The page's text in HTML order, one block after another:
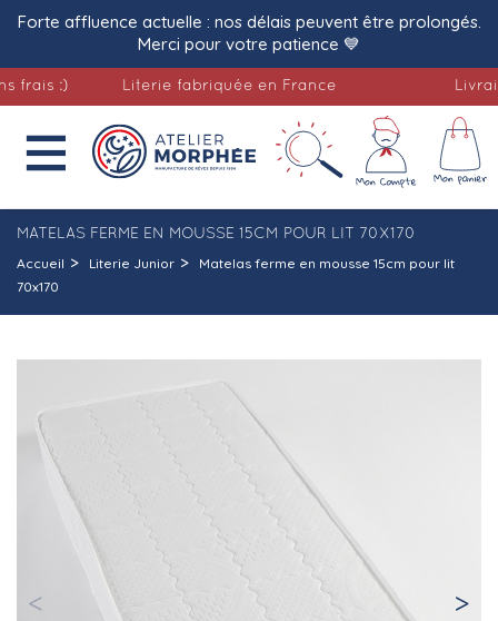
Forte affluence actuelle : nos délais peuvent être prolongés.
Merci pour votre patience 💙
:) Literie fabriquée en France Livraison

MATELAS FERME EN MOUSSE 15CM POUR LIT 70X170
Accueil Literie Junior
Matelas ferme en mousse 15cm pour lit
70x170